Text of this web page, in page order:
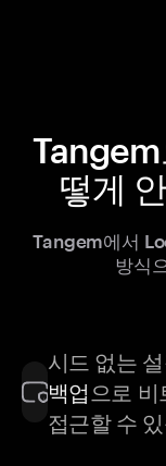
떻게
Tangem에서
방식
시드 없는
백업 으로
접근할 수